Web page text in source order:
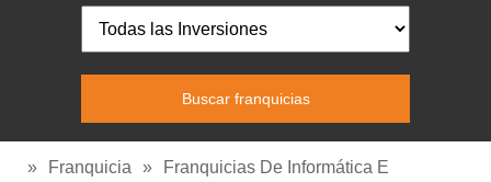
» Franquicia »
Franquicias De Informática E